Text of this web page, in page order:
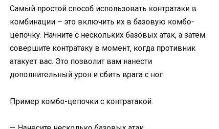
Самый простой способ использовать контратаки в
комбинации – это включить их в базовую комбо-
цепочку. Начните с нескольких базовых атак, а затем
совершите контратаку в момент, когда противник
атакует вас. Это позволит вам нанести
дополнительный урон и сбить врага с ног.
Пример комбо-цепочки с контратакой: